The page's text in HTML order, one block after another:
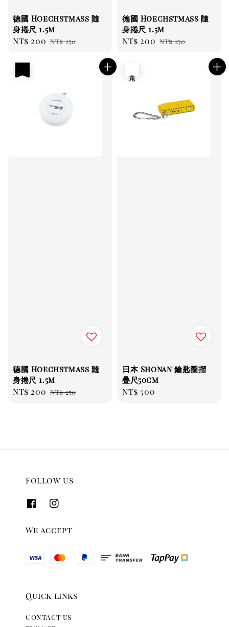
德國 Hoechstmass 隨
身捲尺 1.5m
Sale
NT$ 200 Regular
NT$ 250
德國 Hoechstmass 隨
身捲尺 1.5m
Sale
NT$ 200 Regular
NT$ 250
德國 Hoechstmass 隨
身捲尺 1.5m
Sale
NT$ 200 Regular
NT$ 250
日本 Shonan 鑰匙圈摺
疊尺50cm
Regular
NT$ 500
Follow us
We accept
Quick links
Contact us